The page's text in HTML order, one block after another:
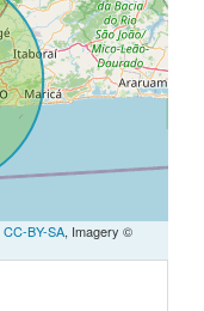
CC-BY-SA, Imagery ©